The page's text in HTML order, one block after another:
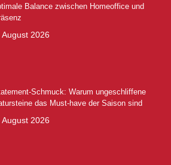
Balance zwischen Homeoffice und
August 2026
Schmuck: Warum ungeschliffene
das Must-have der Saison sind
August 2026